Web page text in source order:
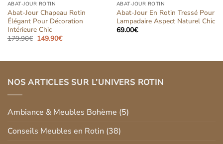
ABAT-JOUR ROTIN
Abat-Jour Chapeau Rotin
Élégant Pour Décoration
Intérieure Chic
179.90€ Le
179.90€.
149.90€Le
149.90€.
ABAT-JOUR ROTIN
Abat-Jour En Rotin Tressé Pour
Lampadaire Aspect Naturel Chic
69.00€
NOS ARTICLES SUR L’UNIVERS ROTIN
Ambiance & Meubles Bohème (5)
Conseils Meubles en Rotin (38)